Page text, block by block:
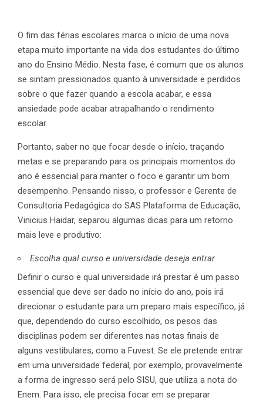
O fim das férias escolares marca o início de uma nova
etapa muito importante na vida dos estudantes do último
ano do Ensino Médio. Nesta fase, é comum que os alunos
se sintam pressionados quanto à universidade e perdidos
sobre o que fazer quando a escola acabar, e essa
ansiedade pode acabar atrapalhando o rendimento
escolar.
Portanto, saber no que focar desde o início, traçando
metas e se preparando para os principais momentos do
ano é essencial para manter o foco e garantir um bom
desempenho. Pensando nisso, o professor e Gerente de
Consultoria Pedagógica do SAS Plataforma de Educação,
Vinicius Haidar, separou algumas dicas para um retorno
mais leve e produtivo:
Escolha qual curso e universidade deseja entrar
Definir o curso e qual universidade irá prestar é um passo
essencial que deve ser dado no início do ano, pois irá
direcionar o estudante para um preparo mais específico, já
que, dependendo do curso escolhido, os pesos das
disciplinas podem ser diferentes nas notas finais de
alguns vestibulares, como a Fuvest. Se ele pretende entrar
em uma universidade federal, por exemplo, provavelmente
a forma de ingresso será pelo SISU, que utiliza a nota do
Enem. Para isso, ele precisa focar em se preparar